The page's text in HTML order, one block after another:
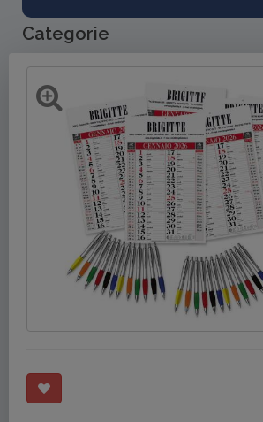
Categorie